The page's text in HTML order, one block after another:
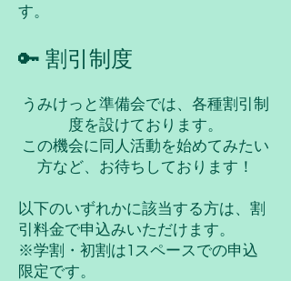
す。
🔑 割引制度
うみけっと準備会では、各種割引制
度を設けております。
この機会に同人活動を始めてみたい
方など、お待ちしております！
以下のいずれかに該当する方は、割
引料金で申込みいただけます。
※学割・初割は1スペースでの申込
限定です。